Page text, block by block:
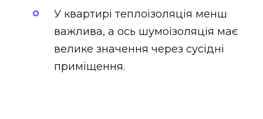
У квартирі теплоізоляція менш
важлива, а ось шумоізоляція має
велике значення через сусідні
приміщення.